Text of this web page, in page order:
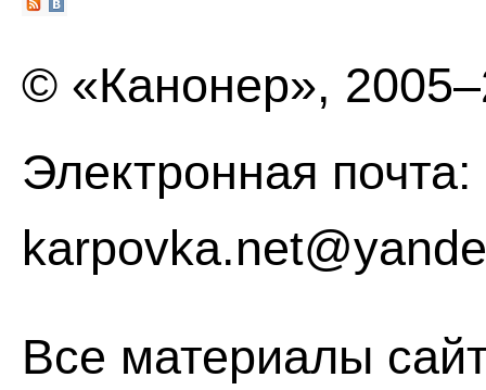
© «Канонер»,
Электронная почта:
Все материалы